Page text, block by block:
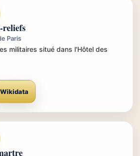
reliefs
Paris
militaires situé dans l'Hôtel des
Wikidata